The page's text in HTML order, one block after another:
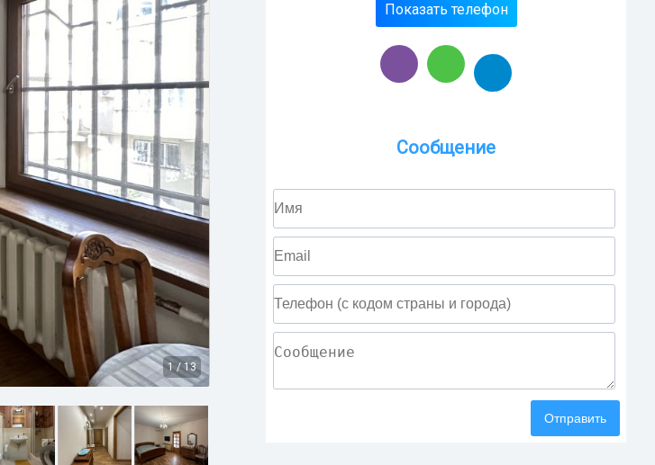
1 / 13
Показать телефон
Сообщение